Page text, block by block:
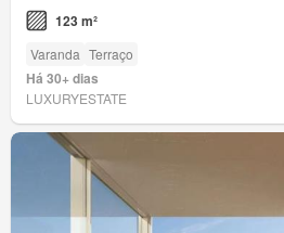
123 m²
Varanda Terraço
Há 30+ dias
LUXURYESTATE